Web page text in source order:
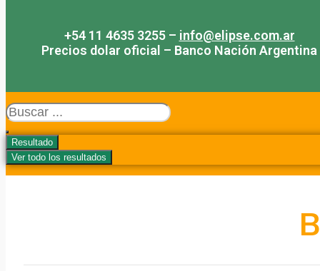
+54 11 4635 3255 – info@elipse.com.ar
Precios dolar oficial – Banco Nación Argentina
Search
...
Resultado
Ver todo los resultados